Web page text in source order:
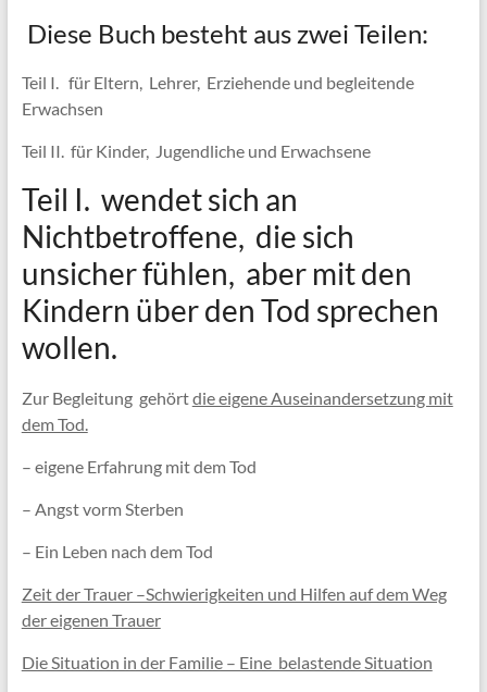
Diese Buch besteht aus zwei Teilen:
Teil I. für Eltern, Lehrer, Erziehende und begleitende
Erwachsen
Teil II. für Kinder, Jugendliche und Erwachsene
Teil I. wendet sich an
Nichtbetroffene, die sich
unsicher fühlen, aber mit den
Kindern über den Tod sprechen
wollen.
Zur Begleitung gehörtdie eigene Auseinandersetzung mit
dem Tod.
– eigene Erfahrung mit dem Tod
– Angst vorm Sterben
– Ein Leben nach dem Tod
Zeit der Trauer –Schwierigkeiten und Hilfen auf dem Weg
der eigenen Trauer
Die Situation in der Familie – Eine belastende Situation